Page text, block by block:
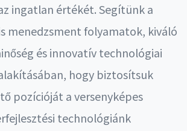
ingatlan értékét. Segítünk a
menedzsment folyamatok, kiváló
és innovatív technológiai
hogy biztosítsuk
pozícióját a versenyképes
technológiánk